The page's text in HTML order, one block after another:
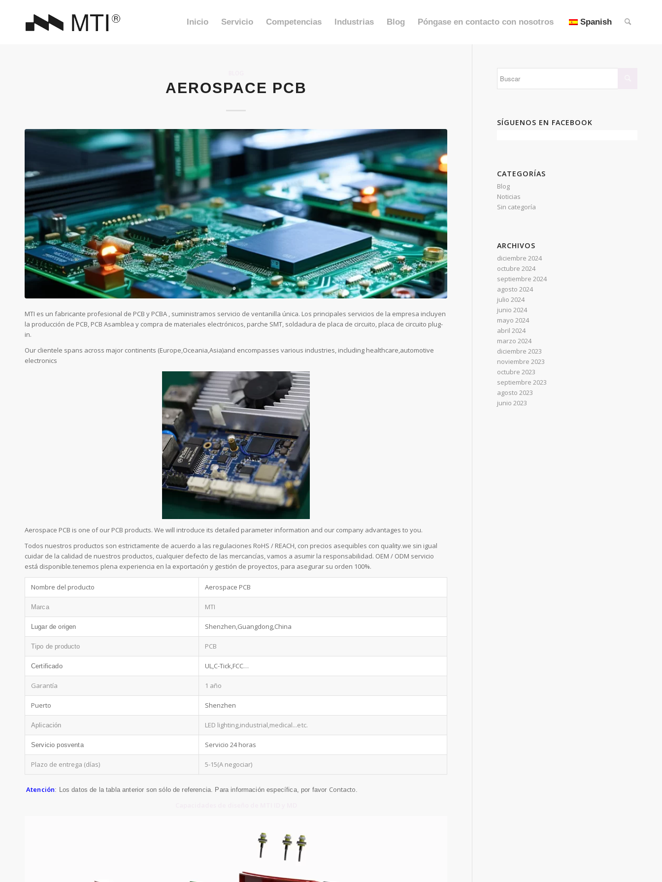
Inicio Servicio Competencias Industrias Blog Póngase en contacto con nosotros Spanish
AEROSPACE PCB
MTI es un fabricante profesional de PCB y PCBA , suministramos servicio de ventanilla única. Los principales servicios de la empresa incluyen
la producción de PCB, PCB Asamblea y compra de materiales electrónicos, parche SMT, soldadura de placa de circuito, placa de circuito plug-
in.
Our clientele spans across major continents (Europe,Oceania,Asia)and encompasses various industries, including healthcare,automotive
electronics
Aerospace PCB is one of our PCB products. We will introduce its detailed parameter information and our company advantages to you.
Todos nuestros productos son estrictamente de acuerdo a las regulaciones RoHS / REACH, con precios asequibles con quality.we sin igual
cuidar de la calidad de nuestros productos, cualquier defecto de las mercancías, vamos a asumir la responsabilidad. OEM / ODM servicio
está disponible.tenemos plena experiencia en la exportación y gestión de proyectos, para asegurar su orden 100%.
Nombre del producto Aerospace PCB
Marca MTI
Lugar de origen Shenzhen,Guangdong,China
Tipo de producto PCB
Certificado UL,C-Tick,FCC…
Garantía 1 año
Puerto Shenzhen
Aplicación LED lighting,industrial,medical...etc.
Servicio posventa Servicio 24 horas
Plazo de entrega (días) 5-15(A negociar)
Atención: Los datos de la tabla anterior son sólo de referencia. Para información específica, por favor Contacto
SÍGUENOS EN FACEBOOK
CATEGORÍAS
Blog
Noticias
Sin categoría
ARCHIVOS
diciembre 2024
octubre 2024
septiembre 2024
agosto 2024
julio 2024
junio 2024
mayo 2024
abril 2024
marzo 2024
diciembre 2023
noviembre 2023
octubre 2023
septiembre 2023
agosto 2023
junio 2023